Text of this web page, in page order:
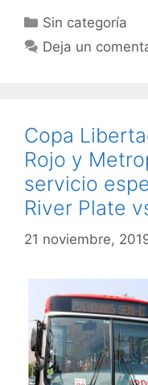
Sin categoría
Deja un
Copa
Rojo y
servicio
River Plate
21 noviembre,